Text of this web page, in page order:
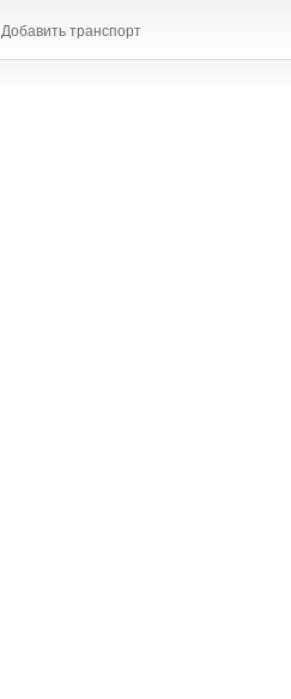
Добавить транспорт